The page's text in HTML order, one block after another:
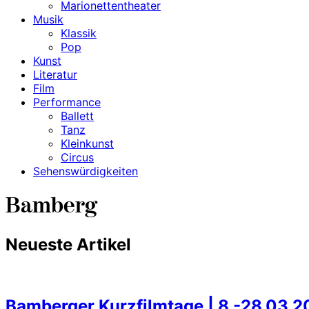
Marionettentheater
Musik
Klassik
Pop
Kunst
Literatur
Film
Performance
Ballett
Tanz
Kleinkunst
Circus
Sehenswürdigkeiten
Bamberg
Neueste Artikel